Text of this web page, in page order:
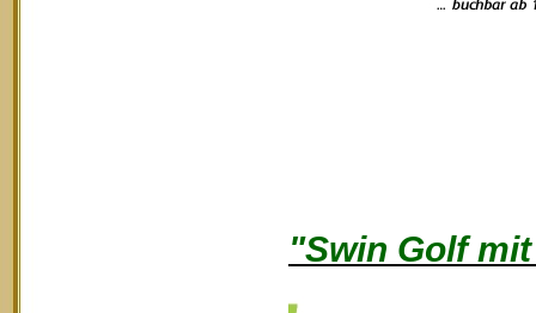
"Swin Golf